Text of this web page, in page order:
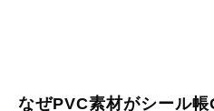
なぜPVC素材がシール